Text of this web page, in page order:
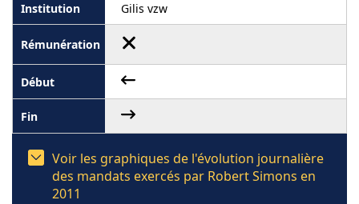
Gilis vzw
Voir les graphiques de l'évolution journalière
des mandats exercés par Robert Simons en
2011